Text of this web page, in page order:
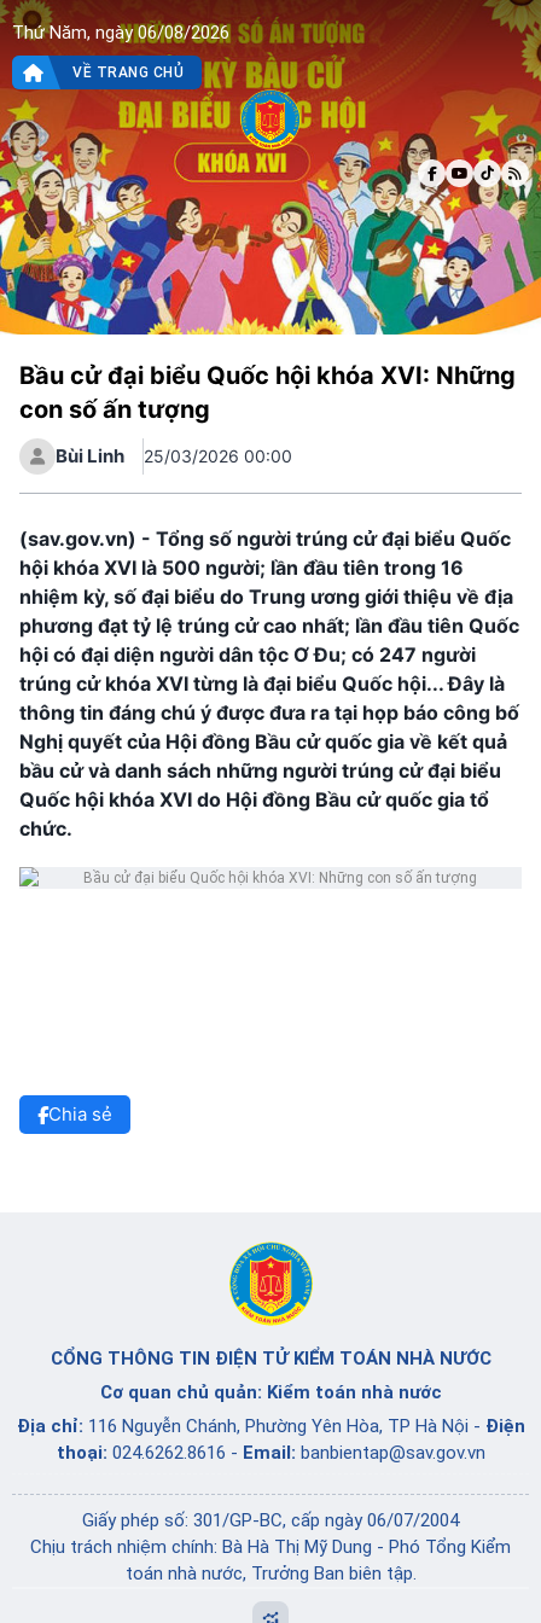
Thứ Năm, ngày 06/08/2026
VỀ TRANG CHỦ
Bầu cử đại biểu Quốc hội khóa XVI: Những
con số ấn tượng
Bùi Linh 25/03/2026 00:00
(sav.gov.vn) - Tổng số người trúng cử đại biểu Quốc
hội khóa XVI là 500 người; lần đầu tiên trong 16
nhiệm kỳ, số đại biểu do Trung ương giới thiệu về địa
phương đạt tỷ lệ trúng cử cao nhất; lần đầu tiên Quốc
hội có đại diện người dân tộc Ơ Đu; có 247 người
trúng cử khóa XVI từng là đại biểu Quốc hội... Đây là
thông tin đáng chú ý được đưa ra tại họp báo công bố
Nghị quyết của Hội đồng Bầu cử quốc gia về kết quả
bầu cử và danh sách những người trúng cử đại biểu
Quốc hội khóa XVI do Hội đồng Bầu cử quốc gia tổ
chức.
Chia sẻ
CỔNG THÔNG TIN ĐIỆN TỬ KIỂM TOÁN NHÀ NƯỚC
Cơ quan chủ quản: Kiểm toán nhà nước
Địa chỉ: 116 Nguyễn Chánh, Phường Yên Hòa, TP Hà Nội - Điện
thoại: 024.6262.8616 - Email: banbientap@sav.gov.vn
Giấy phép số: 301/GP-BC, cấp ngày 06/07/2004
Chịu trách nhiệm chính: Bà Hà Thị Mỹ Dung - Phó Tổng Kiểm
toán nhà nước, Trưởng Ban biên tập.